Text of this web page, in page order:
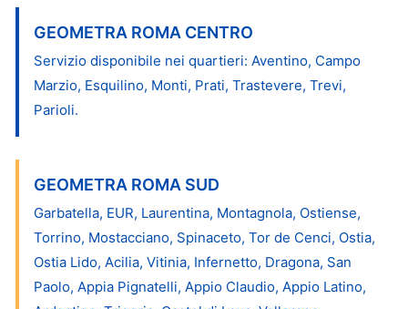
GEOMETRA ROMA CENTRO
Servizio disponibile nei quartieri: Aventino, Campo
Marzio, Esquilino, Monti, Prati, Trastevere, Trevi,
Parioli.
GEOMETRA ROMA SUD
Garbatella, EUR, Laurentina, Montagnola, Ostiense,
Torrino, Mostacciano, Spinaceto, Tor de Cenci, Ostia,
Ostia Lido, Acilia, Vitinia, Infernetto, Dragona, San
Paolo, Appia Pignatelli, Appio Claudio, Appio Latino,